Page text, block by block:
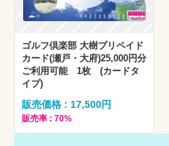
ゴルフ倶楽部 大樹プリペイド
カード(瀬戸・大府)25,000円分
ご利用可能 1枚 (カードタ
イプ)
販売価格 : 17,500円
販売率 : 70%